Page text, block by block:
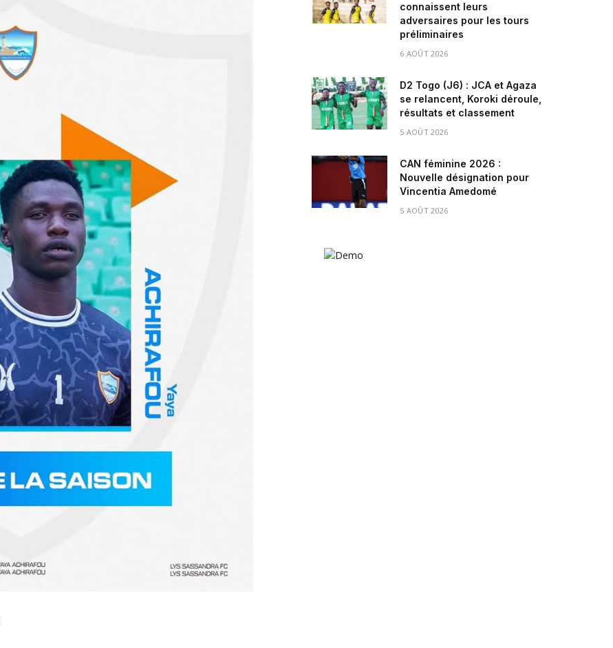
connaissent leurs
adversaires pour les tours
préliminaires
6 AOÛT 2026
D2 Togo (J6) : JCA et Agaza
se relancent, Koroki déroule,
résultats et classement
5 AOÛT 2026
CAN féminine 2026 :
Nouvelle désignation pour
Vincentia Amedomé
5 AOÛT 2026